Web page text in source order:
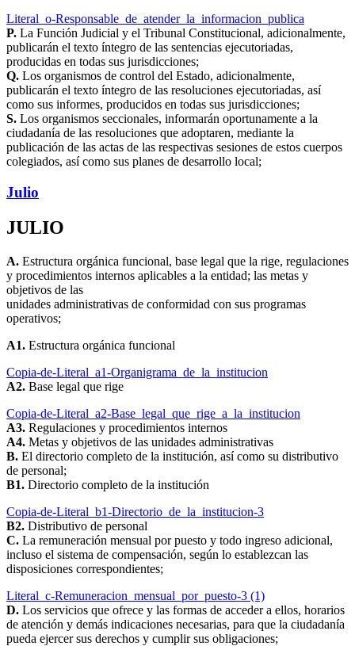
Literal_o-Responsable_de_atender_la_informacion_publica
P. La Función Judicial y el Tribunal Constitucional, adicionalmente,
publicarán el texto íntegro de las sentencias ejecutoriadas,
producidas en todas sus jurisdicciones;
Q. Los organismos de control del Estado, adicionalmente,
publicarán el texto íntegro de las resoluciones ejecutoriadas, así
como sus informes, producidos en todas sus jurisdicciones;
S. Los organismos seccionales, informarán oportunamente a la
ciudadanía de las resoluciones que adoptaren, mediante la
publicación de las actas de las respectivas sesiones de estos cuerpos
colegiados, así como sus planes de desarrollo local;
Julio
JULIO
A. Estructura orgánica funcional, base legal que la rige, regulaciones
y procedimientos internos aplicables a la entidad; las metas y
objetivos de las
unidades administrativas de conformidad con sus programas
operativos;
A1. Estructura orgánica funcional
Copia-de-Literal_a1-Organigrama_de_la_institucion
A2. Base legal que rige
Copia-de-Literal_a2-Base_legal_que_rige_a_la_institucion
A3. Regulaciones y procedimientos internos
A4. Metas y objetivos de las unidades administrativas
B. El directorio completo de la institución, así como su distributivo
de personal;
B1. Directorio completo de la institución
Copia-de-Literal_b1-Directorio_de_la_institucion-3
B2. Distributivo de personal
C. La remuneración mensual por puesto y todo ingreso adicional,
incluso el sistema de compensación, según lo establezcan las
disposiciones correspondientes;
Literal_c-Remuneracion_mensual_por_puesto-3 (1)
D. Los servicios que ofrece y las formas de acceder a ellos, horarios
de atención y demás indicaciones necesarias, para que la ciudadanía
pueda ejercer sus derechos y cumplir sus obligaciones;